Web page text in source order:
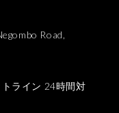
Road,
ライン 24時間対